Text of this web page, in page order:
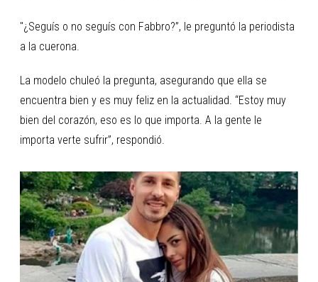
"¿Seguís o no seguís con Fabbro?”, le preguntó la periodista
a la cuerona.
La modelo chuleó la pregunta, asegurando que ella se
encuentra bien y es muy feliz en la actualidad. “Estoy muy
bien del corazón, eso es lo que importa. A la gente le
importa verte sufrir”, respondió.